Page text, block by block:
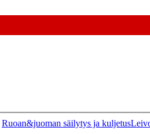
Ruoan&juoman säilytys ja kuljetus